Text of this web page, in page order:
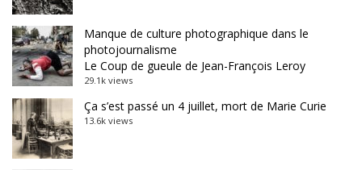
Manque de culture photographique dans le
photojournalisme
Le Coup de gueule de Jean-François Leroy
29.1k views
Ça s’est passé un 4 juillet, mort de Marie Curie
13.6k views